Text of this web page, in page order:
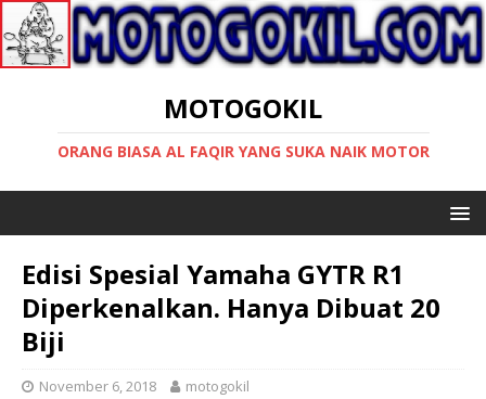
MOTOGOKIL
ORANG BIASA AL FAQIR YANG SUKA NAIK MOTOR
Edisi Spesial Yamaha GYTR R1
Diperkenalkan. Hanya Dibuat 20
Biji
November 6, 2018 motogokil